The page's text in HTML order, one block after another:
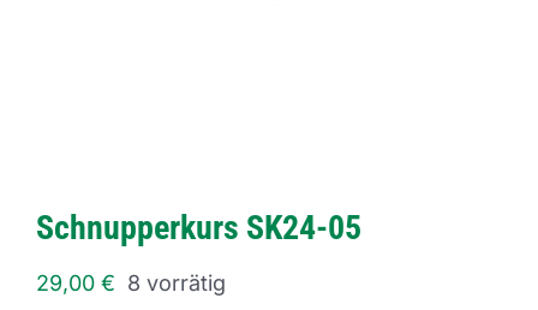
Schnupperkurs SK24-05
29,00 € 8 vorrätig